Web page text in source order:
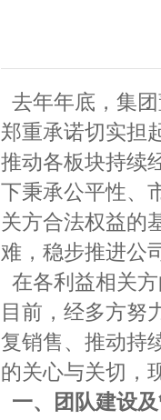
去年年底，集
郑重承诺切实担
推动各板块持续
下秉承公平性、
关方合法权益的
难，稳步推进公
在各利益相关
目前，经多方努
复销售、推动持
的关心与关切
一、团队建设